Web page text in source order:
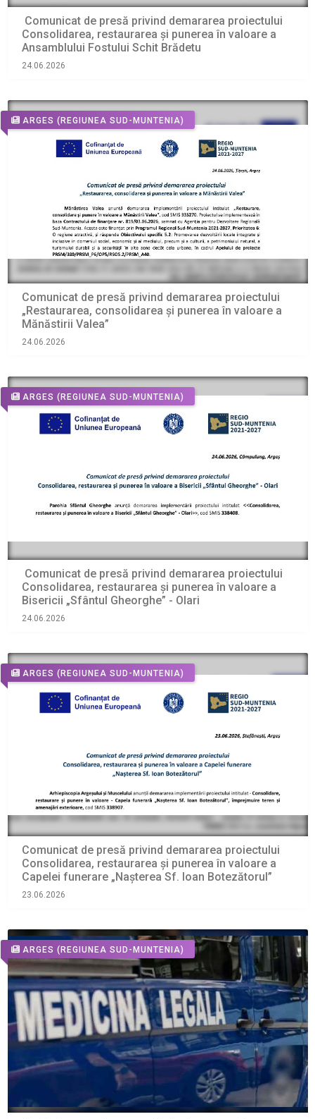
Comunicat de presă privind demararea proiectului
Consolidarea, restaurarea și punerea în valoare a
Ansamblului Fostului Schit Brădetu
24.06.2026
ARGES (REGIUNEA SUD-MUNTENIA)
Comunicat de presă privind demararea proiectului
„Restaurarea, consolidarea și punerea în valoare a
Mănăstirii Valea”
24.06.2026
ARGES (REGIUNEA SUD-MUNTENIA)
Comunicat de presă privind demararea proiectului
Consolidarea, restaurarea și punerea în valoare a
Bisericii „Sfântul Gheorghe” - Olari
24.06.2026
ARGES (REGIUNEA SUD-MUNTENIA)
Comunicat de presă privind demararea proiectului
Consolidarea, restaurarea și punerea în valoare a
Capelei funerare „Nașterea Sf. Ioan Botezătorul”
23.06.2026
ARGES (REGIUNEA SUD-MUNTENIA)